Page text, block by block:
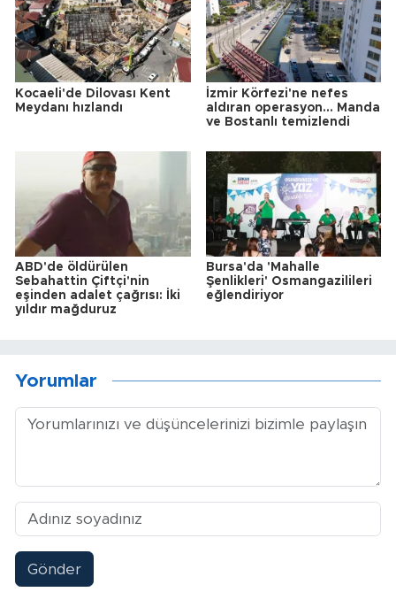
Kocaeli'de Dilovası Kent
Meydanı hızlandı
İzmir Körfezi'ne nefes
aldıran operasyon... Manda
ve Bostanlı temizlendi
ABD'de öldürülen
Sebahattin Çiftçi'nin
eşinden adalet çağrısı: İki
yıldır mağduruz
Bursa'da 'Mahalle
Şenlikleri' Osmangazilileri
eğlendiriyor
Yorumlar
Gönder